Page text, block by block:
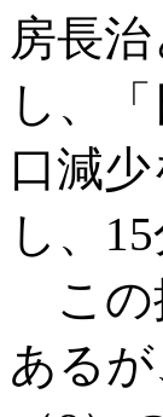
房長
し、
口減
し、
この
ある